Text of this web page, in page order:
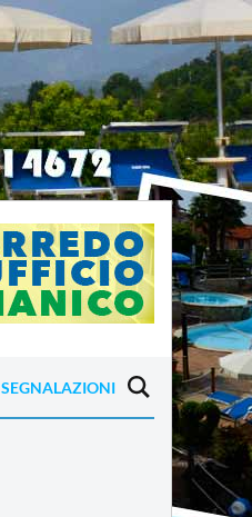
SEGNALAZIONI